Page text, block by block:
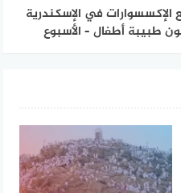
في الإسكندرية
طبيبة أطفال – الأسبوع